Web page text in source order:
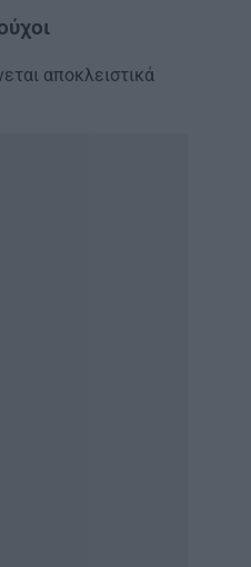
αποκλειστικά